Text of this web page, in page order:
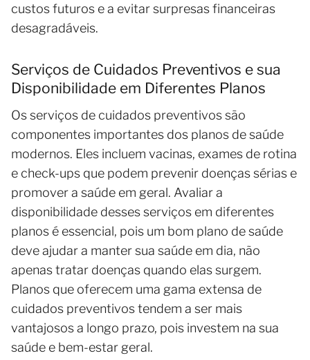
custos futuros e a evitar surpresas financeiras
desagradáveis.
Serviços de Cuidados Preventivos e sua
Disponibilidade em Diferentes Planos
Os serviços de cuidados preventivos são
componentes importantes dos planos de saúde
modernos. Eles incluem vacinas, exames de rotina
e check-ups que podem prevenir doenças sérias e
promover a saúde em geral. Avaliar a
disponibilidade desses serviços em diferentes
planos é essencial, pois um bom plano de saúde
deve ajudar a manter sua saúde em dia, não
apenas tratar doenças quando elas surgem.
Planos que oferecem uma gama extensa de
cuidados preventivos tendem a ser mais
vantajosos a longo prazo, pois investem na sua
saúde e bem-estar geral.